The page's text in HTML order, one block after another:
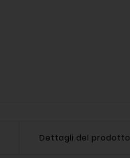
Dettagli del prodotto